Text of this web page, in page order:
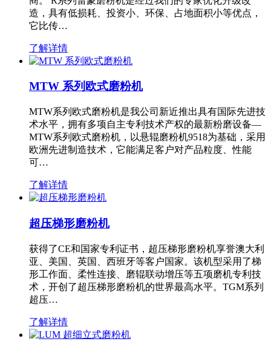
造，具有低损耗、投资小、环保、占地面积小等优点，
它比传…
了解详情
MTW 系列欧式磨粉机
MTW系列欧式磨粉机是我公司新近推出具有国际先进技
术水平，拥有多项自主专利技术产权的最新粉磨设备—
MTW系列欧式磨粉机，以悬辊磨粉机9518为基础，采用
欧洲先进制造技术，它能满足客户对产品粒度、性能
可…
了解详情
超压梯形磨粉机
获得了CE和国家专利证书，超压梯形磨粉机享誉澳大利
亚、美国、英国、西班牙等客户国家。该机型采用了梯
形工作面、柔性连接、磨辊联动增压等五项磨机专利技
术，开创了超压梯形磨粉机的世界最高水平。TGM系列
超压…
了解详情